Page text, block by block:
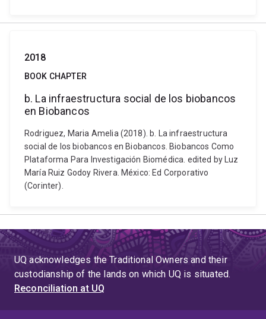
2018
BOOK CHAPTER
b. La infraestructura social de los biobancos
en Biobancos
Rodriguez, Maria Amelia (2018). b. La infraestructura
social de los biobancos en Biobancos. Biobancos Como
Plataforma Para Investigación Biomédica. edited by Luz
María Ruiz Godoy Rivera. México: Ed Corporativo
(Corinter).
UQ acknowledges the Traditional Owners and their
custodianship of the lands on which UQ is situated.
Reconciliation at UQ